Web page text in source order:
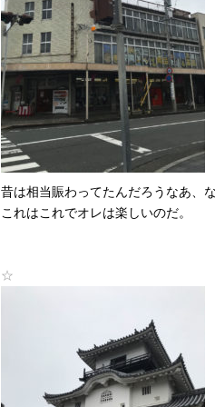
昔は相当賑わってたんだろうなあ、
これはこれでオレは楽しいのだ。
☆